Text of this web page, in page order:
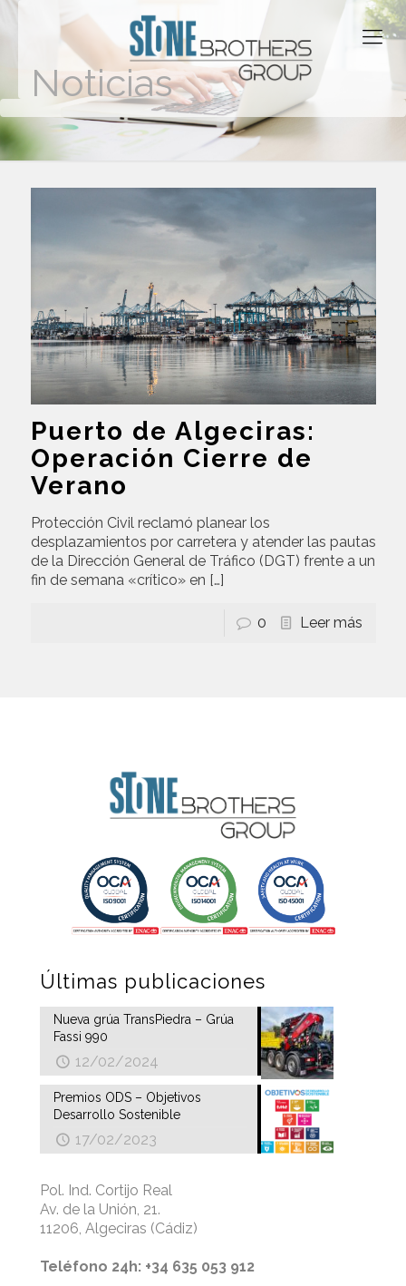
Noticias
Puerto de Algeciras:
Operación Cierre de
Verano
Protección Civil reclamó planear los
desplazamientos por carretera y atender las pautas
de la Dirección General de Tráfico (DGT) frente a un
fin de semana «crítico» en […]
0 Leer más
Últimas publicaciones
Nueva grúa TransPiedra – Grúa
Fassi 990
12/02/2024
Premios ODS – Objetivos
Desarrollo Sostenible
17/02/2023
Pol. Ind. Cortijo Real
Av. de la Unión, 21.
11206, Algeciras (Cádiz)
Teléfono 24h: +34 635 053 912